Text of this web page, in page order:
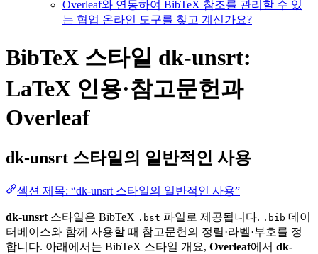
Overleaf와 연동하여 BibTeX 참조를 관리할 수 있
는 협업 온라인 도구를 찾고 계신가요?
BibTeX 스타일 dk-unsrt:
LaTeX 인용·참고문헌과
Overleaf
dk-unsrt 스타일의 일반적인 사용
섹션 제목: “dk-unsrt 스타일의 일반적인 사용”
dk-unsrt 스타일은 BibTeX .bst 파일로 제공됩니다. .bib 데이
터베이스와 함께 사용할 때 참고문헌의 정렬·라벨·부호를 정
합니다. 아래에서는 BibTeX 스타일 개요, Overleaf에서 dk-